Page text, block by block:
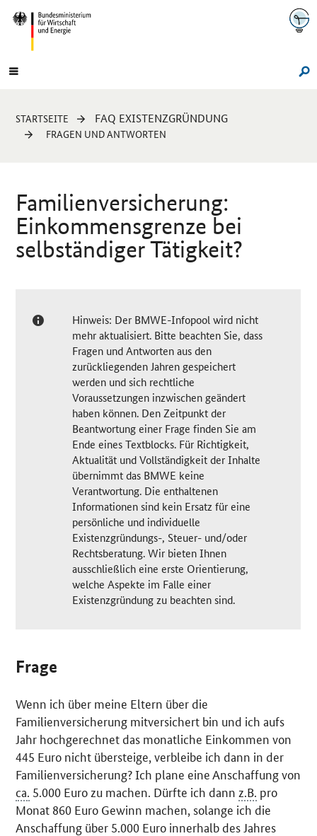
Navigation
Hauptmenü
Sie
sind
STARTSEITE FAQ EXISTENZGRÜNDUNG
FRAGEN UND ANTWORTEN
Familienversicherung:
Einkommensgrenze bei
selbständiger Tätigkeit?
Hinweis: Der BMWE-Infopool wird nicht
mehr aktualisiert. Bitte beachten Sie, dass
Fragen und Antworten aus den
zurückliegenden Jahren gespeichert
werden und sich rechtliche
Voraussetzungen inzwischen geändert
haben können. Den Zeitpunkt der
Beantwortung einer Frage finden Sie am
Ende eines Textblocks. Für Richtigkeit,
Aktualität und Vollständigkeit der Inhalte
übernimmt das BMWE keine
Verantwortung. Die enthaltenen
Informationen sind kein Ersatz für eine
persönliche und individuelle
Existenzgründungs-, Steuer- und/oder
Rechtsberatung. Wir bieten Ihnen
ausschließlich eine erste Orientierung,
welche Aspekte im Falle einer
Existenzgründung zu beachten sind.
Frage
Wenn ich über meine Eltern über die
Familienversicherung mitversichert bin und ich aufs
Jahr hochgerechnet das monatliche Einkommen von
445 Euro nicht übersteige, verbleibe ich dann in der
Familienversicherung? Ich plane eine Anschaffung von
ca. 5.000 Euro zu machen. Dürfte ich dann z.B. pro
Monat 860 Euro Gewinn machen, solange ich die
Anschaffung über 5.000 Euro innerhalb des Jahres